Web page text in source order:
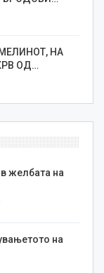
НА
ОД…
желбата на
на